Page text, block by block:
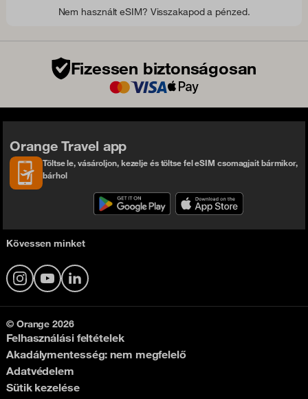
Nem használt eSIM? Visszakapod a pénzed.
Fizessen biztonságosan
Orange Travel app
Töltse le, vásároljon, kezelje és töltse fel eSIM csomagjait bármikor,
bárhol
Kövessen minket
InstagramYouTubeLinkedIn
© Orange 2026
Felhasználási feltételek
Akadálymentesség: nem megfelelő
Adatvédelem
Sütik kezelése